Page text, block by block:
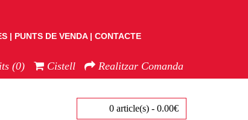
PUNTS DE VENDA CONTACTE
(0) Cistell Realitzar Comanda
0 article(s) - 0.00€